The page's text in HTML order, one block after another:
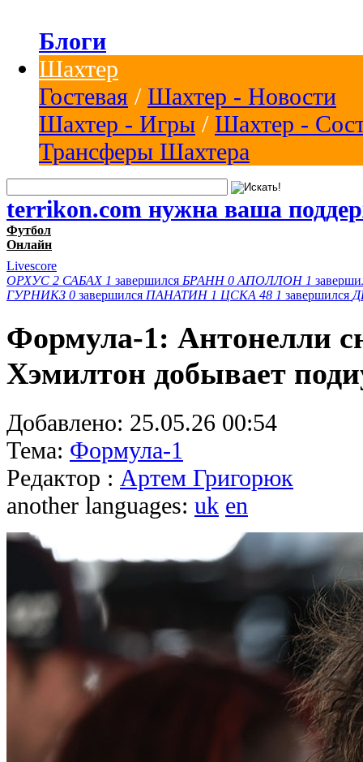
Блоги
Шахтер
Гостевая / Шахтер - Новости
Шахтер - Игры / Шахтер -
Трансферы Шахтера
terrikon.com нужна ваша
Футбол
Онлайн
Livescore
ОРХУС 2 САБАХ 1 завершился БРАНН 0 АПОЛЛОН 1
ГУРНИКЗ 0 завершился ПАНАТИН 1 ЦСКА 48 1 завершился
Формула-1: Антонелли
Хэмилтон добывает
Добавлено: 25.05.26 00:54
Тема: Формула-1
Редактор : Артем Григорюк
another languages: uk en